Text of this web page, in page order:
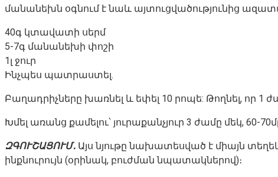
մանանեխն օգնում է նաև այտուցվածությունից
40գ կտավատի սերմ
5-7գ մանանեխի փոշի
1լ ջուր
Ինչպես պատրաստել.
Բաղադրիչները խառնել և եփել 10 րոպե: Թողնել, որ 1
Խմել առանց քամելու՝ յուրաքանչյուր 3 ժամը մեկ, 60-
ԶԳՈՒՇԱՑՈՒՄ․ Այս նյութը նախատեսված է միայն
ինքնուրույն (օրինակ, բուժման նպատակներով)։